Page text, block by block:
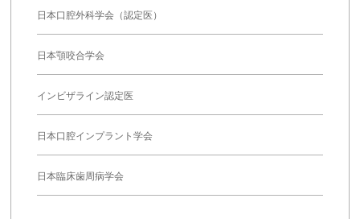
日本口腔外科学会（認定医）
日本顎咬合学会
インビザライン認定医
日本口腔インプラント学会
日本臨床歯周病学会